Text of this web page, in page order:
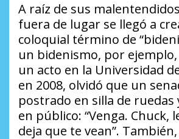
A raíz de sus
fuera de lugar se llegó a
coloquial término de
un bidenismo, por
un acto en la Universidad
en 2008, olvidó que un
postrado en silla de ruedas
en público: “Venga. Chuck,
deja que te vean”.